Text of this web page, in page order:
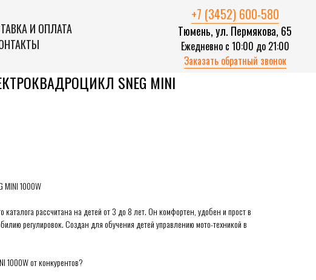
И ОПЛАТА
+7 (3452) 600-580
Тюмень, ул. Пермякова, 65
Ежедневно с 10:00 до 21:00
Заказать обратный звонок
SNEG MINI
MINI 1000W
каталога рассчитана на детей от 3 до 8 лет. Он комфортен, удобен и прост в
регулировок. Создан для обучения детей управлению мото-техникой в
1000W от конкурентов?